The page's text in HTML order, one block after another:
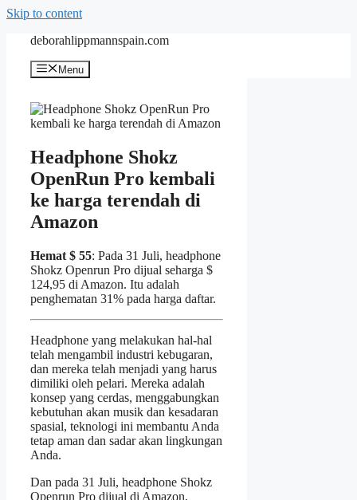
Skip to content
deborahlippmannspain.com
Menu
Headphone Shokz
OpenRun Pro kembali
ke harga terendah di
Amazon
Hemat $ 55: Pada 31 Juli, headphone
Shokz Openrun Pro dijual seharga $
124,95 di Amazon. Itu adalah
penghematan 31% pada harga daftar.
Headphone yang melakukan hal-hal
telah mengambil industri kebugaran,
dan mereka telah menjadi yang harus
dimiliki oleh pelari. Mereka adalah
konsep yang cerdas, menggabungkan
kebutuhan akan musik dan kesadaran
spasial, teknologi ini membantu Anda
tetap aman dan sadar akan lingkungan
Anda.
Dan pada 31 Juli, headphone Shokz
Openrun Pro dijual di Amazon,